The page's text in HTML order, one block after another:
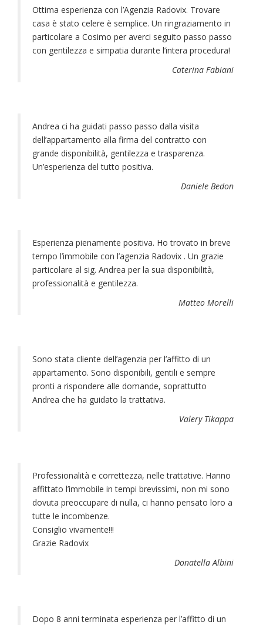
Ottima esperienza con l’Agenzia Radovix. Trovare
casa è stato celere è semplice. Un ringraziamento in
particolare a Cosimo per averci seguito passo passo
con gentilezza e simpatia durante l’intera procedura!
Caterina Fabiani
Andrea ci ha guidati passo passo dalla visita
dell’appartamento alla firma del contratto con
grande disponibilità, gentilezza e trasparenza.
Un’esperienza del tutto positiva.
Daniele Bedon
Esperienza pienamente positiva. Ho trovato in breve
tempo l’immobile con l’agenzia Radovix . Un grazie
particolare al sig. Andrea per la sua disponibilità,
professionalità e gentilezza.
Matteo Morelli
Sono stata cliente dell’agenzia per l’affitto di un
appartamento. Sono disponibili, gentili e sempre
pronti a rispondere alle domande, soprattutto
Andrea che ha guidato la trattativa.
Valery Tikappa
Professionalità e correttezza, nelle trattative. Hanno
affittato l’immobile in tempi brevissimi, non mi sono
dovuta preoccupare di nulla, ci hanno pensato loro a
tutte le incombenze.
Consiglio vivamente!!!
Grazie Radovix
Donatella Albini
Dopo 8 anni terminata esperienza per l’affitto di un